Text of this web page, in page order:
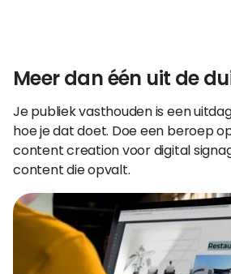
Meer dan één uit de
Je publiek vasthouden is een
hoe je dat doet. Doe een beroep
content creation voor digital
content die opvalt.